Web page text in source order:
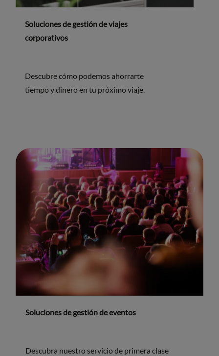
Soluciones de gestión de viajes
corporativos
Descubre cómo podemos ahorrarte
tiempo y dinero en tu próximo viaje.
Soluciones de gestión de eventos
Descubra nuestro servicio de primera clase